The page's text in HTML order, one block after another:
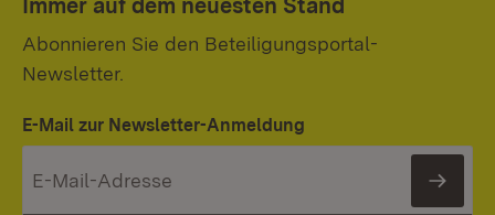
Immer auf dem neuesten Stand
Abonnieren Sie den Beteiligungsportal-
Newsletter.
E-Mail zur Newsletter-Anmeldung